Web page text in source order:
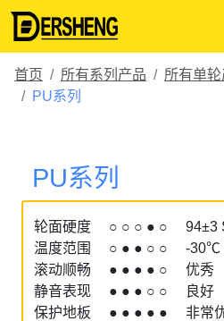
首页 所有系列产品 所有单轮
PU系列
PU系列
轮面硬度 ○ ○ ○ ● ○ 94±3
温度范围 ○ ● ● ○ ○ -30℃
滚动顺畅 ● ● ● ● ○ 优秀
静音表现 ● ● ● ○ ○ 良好
保护地板 ● ● ● ● ● 非常